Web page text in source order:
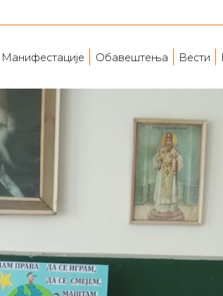
Манифестације Обавештења Вести